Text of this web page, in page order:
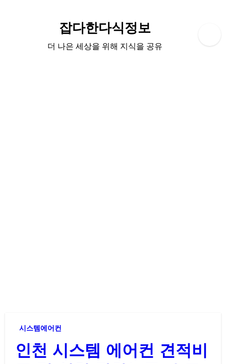
잡다한다식정보
더 나은 세상을 위해 지식을 공유
시스템에어컨
인천 시스템 에어컨 견적비